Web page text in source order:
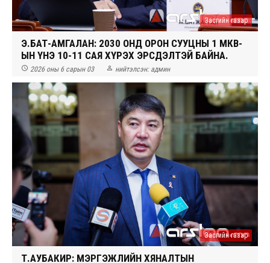
Засгийн газар
Э.БАТ-АМГАЛАН: 2030 ОНД ОРОН СУУЦНЫ 1 МКВ-
ЫН ҮНЭ 10-11 САЯ ХҮРЭХ ЭРСДЭЛТЭЙ БАЙНА.
 2026 оны 6 сарын 03  нийтэлсэн: админ
Засгийн газар
Т.АУБАКИР: МЭРГЭЖЛИЙН ХЯНАЛТЫН